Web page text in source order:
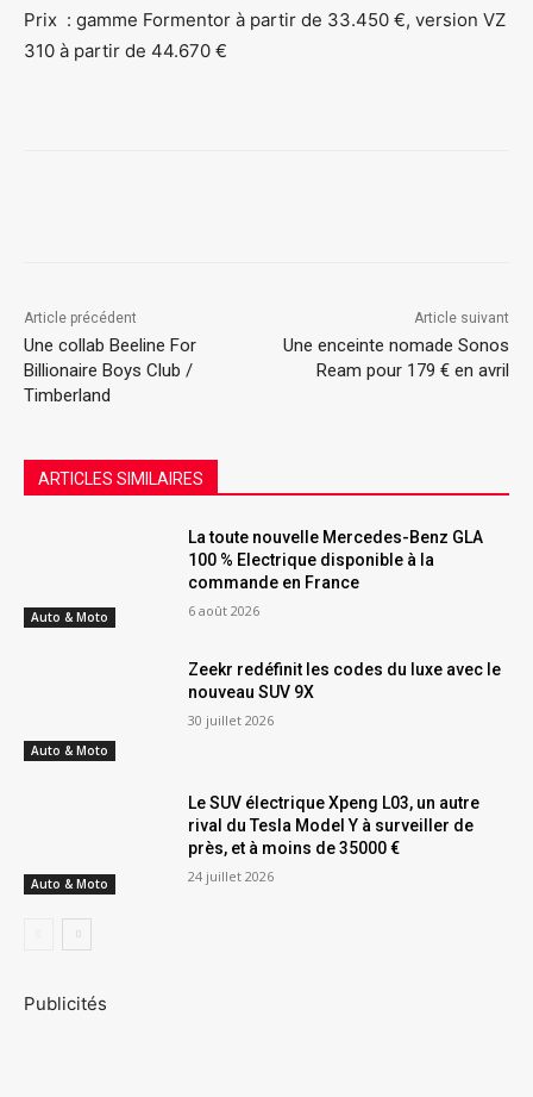
Prix : gamme Formentor à partir de 33.450 €, version VZ
310 à partir de 44.670 €
Article précédent
Une collab Beeline For
Billionaire Boys Club /
Timberland
Article suivant
Une enceinte nomade Sonos
Ream pour 179 € en avril
ARTICLES SIMILAIRES
Auto & Moto
La toute nouvelle Mercedes-Benz GLA
100 % Electrique disponible à la
commande en France
6 août 2026
Auto & Moto
Zeekr redéfinit les codes du luxe avec le
nouveau SUV 9X
30 juillet 2026
Auto & Moto
Le SUV électrique Xpeng L03, un autre
rival du Tesla Model Y à surveiller de
près, et à moins de 35000 €
24 juillet 2026
Publicités